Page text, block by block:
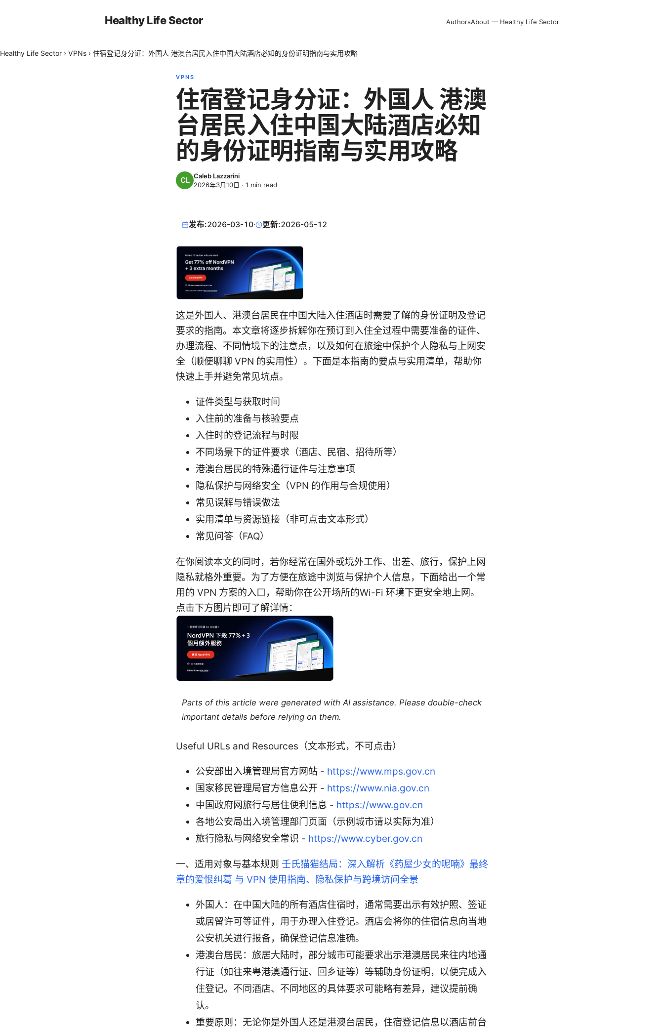
Healthy Life Sector AuthorsAbout — Healthy Life Sector
Healthy Life Sector › VPNs › 住宿登记身分证：外国人 港澳台居民入住中国大陆酒店必知的身份证明指南与实用攻略
VPNS
住宿登记身分证：外国人 港澳
台居民入住中国大陆酒店必知
的身份证明指南与实用攻略
Caleb Lazzarini
2026年3月10日 · 1 min read
发布:2026-03-10· 更新:2026-05-12
这是外国人、港澳台居民在中国大陆入住酒店时需要了解的身份证明及登记
要求的指南。本文章将逐步拆解你在预订到入住全过程中需要准备的证件、
办理流程、不同情境下的注意点，以及如何在旅途中保护个人隐私与上网安
全（顺便聊聊 VPN 的实用性）。下面是本指南的要点与实用清单，帮助你
快速上手并避免常见坑点。
证件类型与获取时间
入住前的准备与核验要点
入住时的登记流程与时限
不同场景下的证件要求（酒店、民宿、招待所等）
港澳台居民的特殊通行证件与注意事项
隐私保护与网络安全（VPN 的作用与合规使用）
常见误解与错误做法
实用清单与资源链接（非可点击文本形式）
常见问答（FAQ）
在你阅读本文的同时，若你经常在国外或境外工作、出差、旅行，保护上网
隐私就格外重要。为了方便在旅途中浏览与保护个人信息，下面给出一个常
用的 VPN 方案的入口，帮助你在公开场所的Wi-Fi 环境下更安全地上网。
点击下方图片即可了解详情：
Parts of this article were generated with AI assistance. Please double-check
important details before relying on them.
Useful URLs and Resources（文本形式，不可点击）
公安部出入境管理局官方网站 - https://www.mps.gov.cn
国家移民管理局官方信息公开 - https://www.nia.gov.cn
中国政府网旅行与居住便利信息 - https://www.gov.cn
各地公安局出入境管理部门页面（示例城市请以实际为准）
旅行隐私与网络安全常识 - https://www.cyber.gov.cn
一、适用对象与基本规则 壬氏猫猫结局：深入解析《药屋少女的呢喃》最终
章的爱恨纠葛 与 VPN 使用指南、隐私保护与跨境访问全景
外国人：在中国大陆的所有酒店住宿时，通常需要出示有效护照、签证
或居留许可等证件，用于办理入住登记。酒店会将你的住宿信息向当地
公安机关进行报备，确保登记信息准确。
港澳台居民：旅居大陆时，部分城市可能要求出示港澳居民来往内地通
行证（如往来粤港澳通行证、回乡证等）等辅助身份证明，以便完成入
住登记。不同酒店、不同地区的具体要求可能略有差异，建议提前确
认。
重要原则：无论你是外国人还是港澳台居民，住宿登记信息以酒店前台